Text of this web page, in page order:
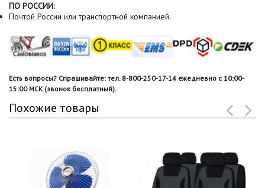
ПО РОССИИ:
Почтой России или транспортной компанией.
Есть вопросы? Спрашивайте: тел. 8-800-250-17-14 ежедневно с 10:00-
15:00 МСК (звонок бесплатный).
Похожие товары